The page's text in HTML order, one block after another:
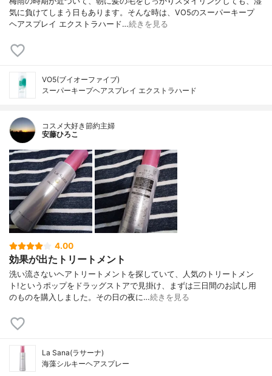
気に負けてしまう日もあります。そんな時は、VO5のスーパーキープ
ヘアスプレイ エクストラハード…続きを見る
VO5(ブイオーファイブ)
スーパーキープヘアスプレイ エクストラハード
コスメ大好き節約主婦
安藤ひろこ
4.00
効果が出たトリートメント
洗い流さないヘアトリートメントを探していて、人気のトリートメン
ト!というポップをドラッグストアで見掛け、まずは三日間のお試し用
のものを購入しました。その日の夜に…続きを見る
La Sana(ラサーナ)
海藻シルキーヘアスプレー